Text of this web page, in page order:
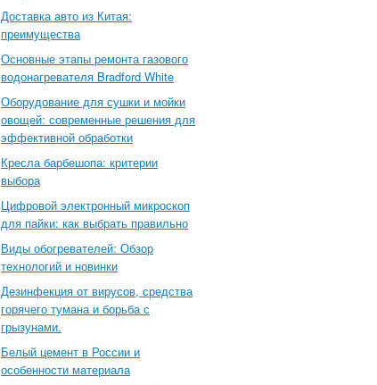
Доставка авто из Китая:
преимущества
Основные этапы ремонта газового
водонагревателя Bradford White
Оборудование для сушки и мойки
овощей: современные решения для
эффективной обработки
Кресла барбешопа: критерии
выбора
Цифровой электронный микроскоп
для пайки: как выбрать правильно
Виды обогревателей: Обзор
технологий и новинки
Дезинфекция от вирусов, средства
горячего тумана и борьба с
грызунами.
Белый цемент в России и
особенности материала